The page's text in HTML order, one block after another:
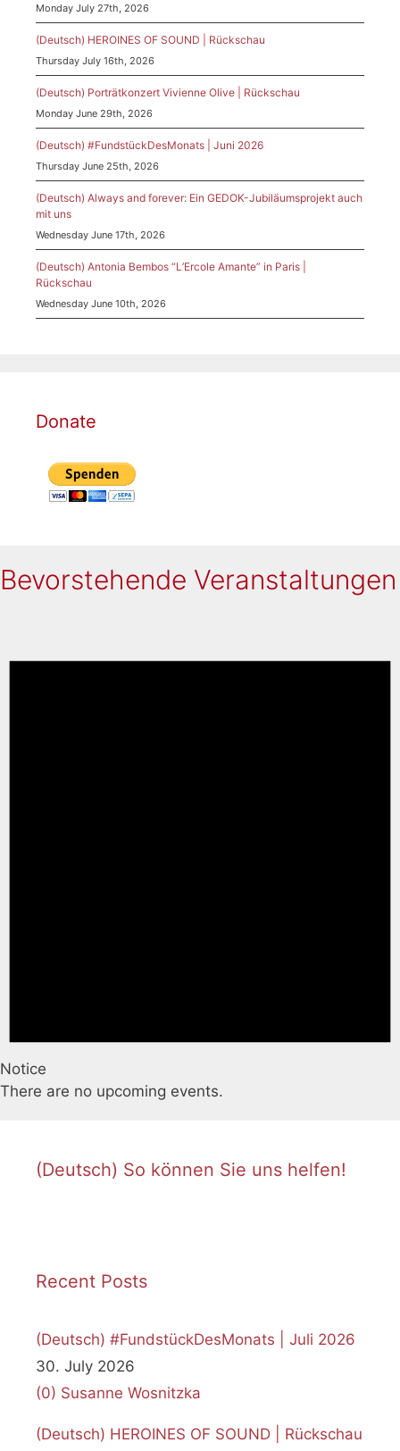
Monday July 27th, 2026
(Deutsch) HEROINES OF SOUND | Rückschau
Thursday July 16th, 2026
(Deutsch) Porträtkonzert Vivienne Olive | Rückschau
Monday June 29th, 2026
(Deutsch) #FundstückDesMonats | Juni 2026
Thursday June 25th, 2026
(Deutsch) Always and forever: Ein GEDOK-Jubiläumsprojekt auch
mit uns
Wednesday June 17th, 2026
(Deutsch) Antonia Bembos “L’Ercole Amante” in Paris |
Rückschau
Wednesday June 10th, 2026
Donate
Bevorstehende Veranstaltungen
Notice
There are no upcoming events.
(Deutsch) So können Sie uns helfen!
Recent Posts
(Deutsch) #FundstückDesMonats | Juli 2026
30. July 2026
(0) Susanne Wosnitzka
(Deutsch) HEROINES OF SOUND | Rückschau